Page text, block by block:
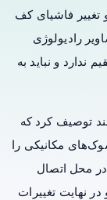
فاشیای کف
رادیولوژی
ندارد و نباید به
توصیف کرد که
مکانیکی را
محل اتصال
نهایت تغییرات